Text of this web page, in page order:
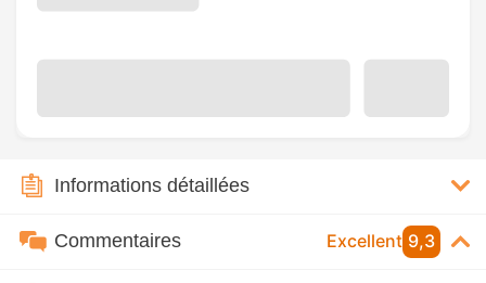
Informations détaillées
Commentaires Excellent 9,3